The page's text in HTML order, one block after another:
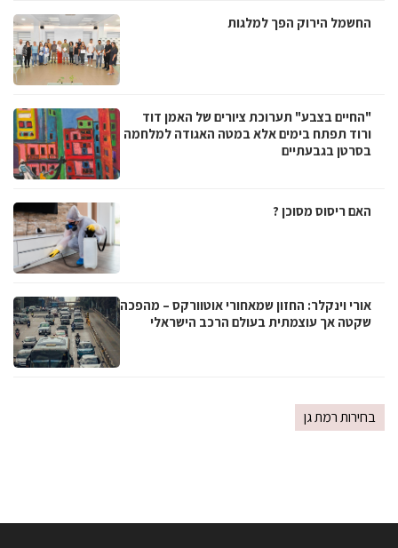
החשמל הירוק הפך למלגות
"החיים בצבע" תערוכת ציורים של האמן דוד
ורוד תפתח בימים אלא במטה האגודה למלחמה
בסרטן בגבעתיים
האם ריסוס מסוכן ?
אורי וינקלר: החזון שמאחורי אוטוורקס – מהפכה
שקטה אך עוצמתית בעולם הרכב הישראלי
בחירות רמת גן